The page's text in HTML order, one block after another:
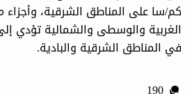
كم/سا على المناطق الشرقية، وأجزاء
الغربية والوسطى والشمالية تؤدي إلى
في المناطق الشرقية والبادية.